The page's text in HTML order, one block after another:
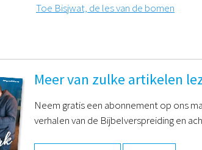
Toe Bisjwat, de les van de bomen
Meer van zulke artikelen
Neem gratis een abonnement op ons
verhalen van de Bijbelverspreiding en